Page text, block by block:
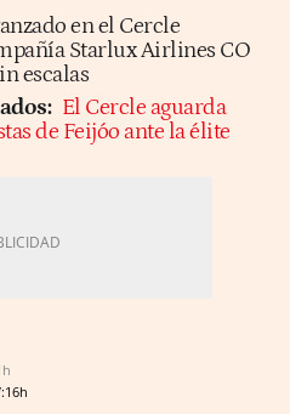
en el Cercle
Starlux Airlines CO
escalas
El Cercle aguarda
de Feijóo ante la élite